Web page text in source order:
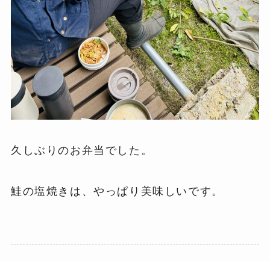
久しぶりのお弁当でした。
鮭の塩焼きは、やっぱり美味しいです。